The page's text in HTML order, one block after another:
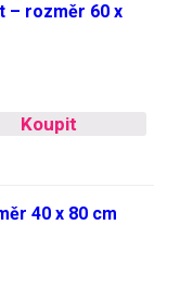
– rozměr 60 x
Koupit
40 x 80 cm